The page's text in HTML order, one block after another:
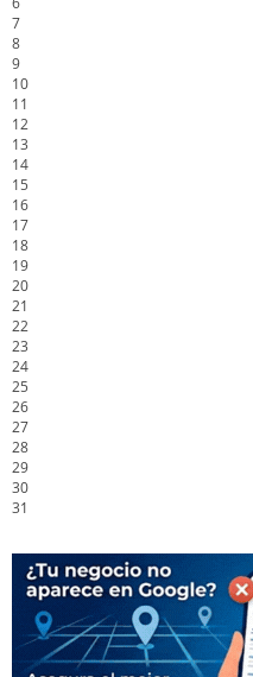
7
8
9
10
11
12
13
14
15
16
17
18
19
20
21
22
23
24
25
26
27
28
29
30
31